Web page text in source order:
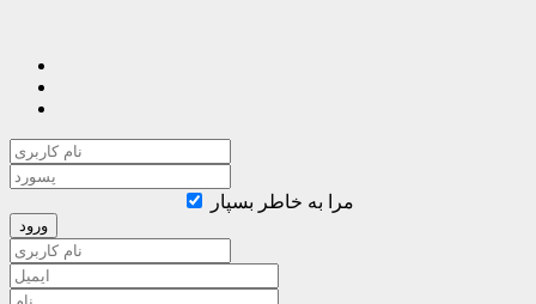
مرا به خاطر بسپار